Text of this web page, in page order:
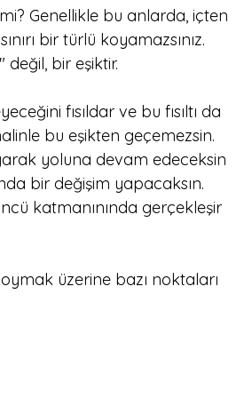
Genellikle bu anlarda, içten
bir türlü koyamazsınız.
bir eşiktir.
fısıldar ve bu fısıltı da
bu eşikten geçemezsin.
yoluna devam edeceksin
bir değişim yapacaksın.
katmanınında gerçekleşir
üzerine bazı noktaları